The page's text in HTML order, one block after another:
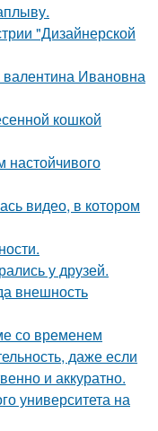
"Дизайнерской
Ивановна
кошкой
видео, в котором
у друзей.
внешность
со временем
даже если
и аккуратно.
университета на